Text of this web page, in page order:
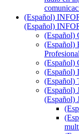
(Español)
(Español)
(Español)
(Español)
(Español)
(Español)
(Español)